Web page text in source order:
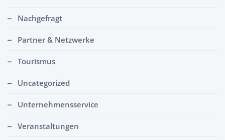
Nachgefragt
Partner & Netzwerke
Tourismus
Uncategorized
Unternehmensservice
Veranstaltungen